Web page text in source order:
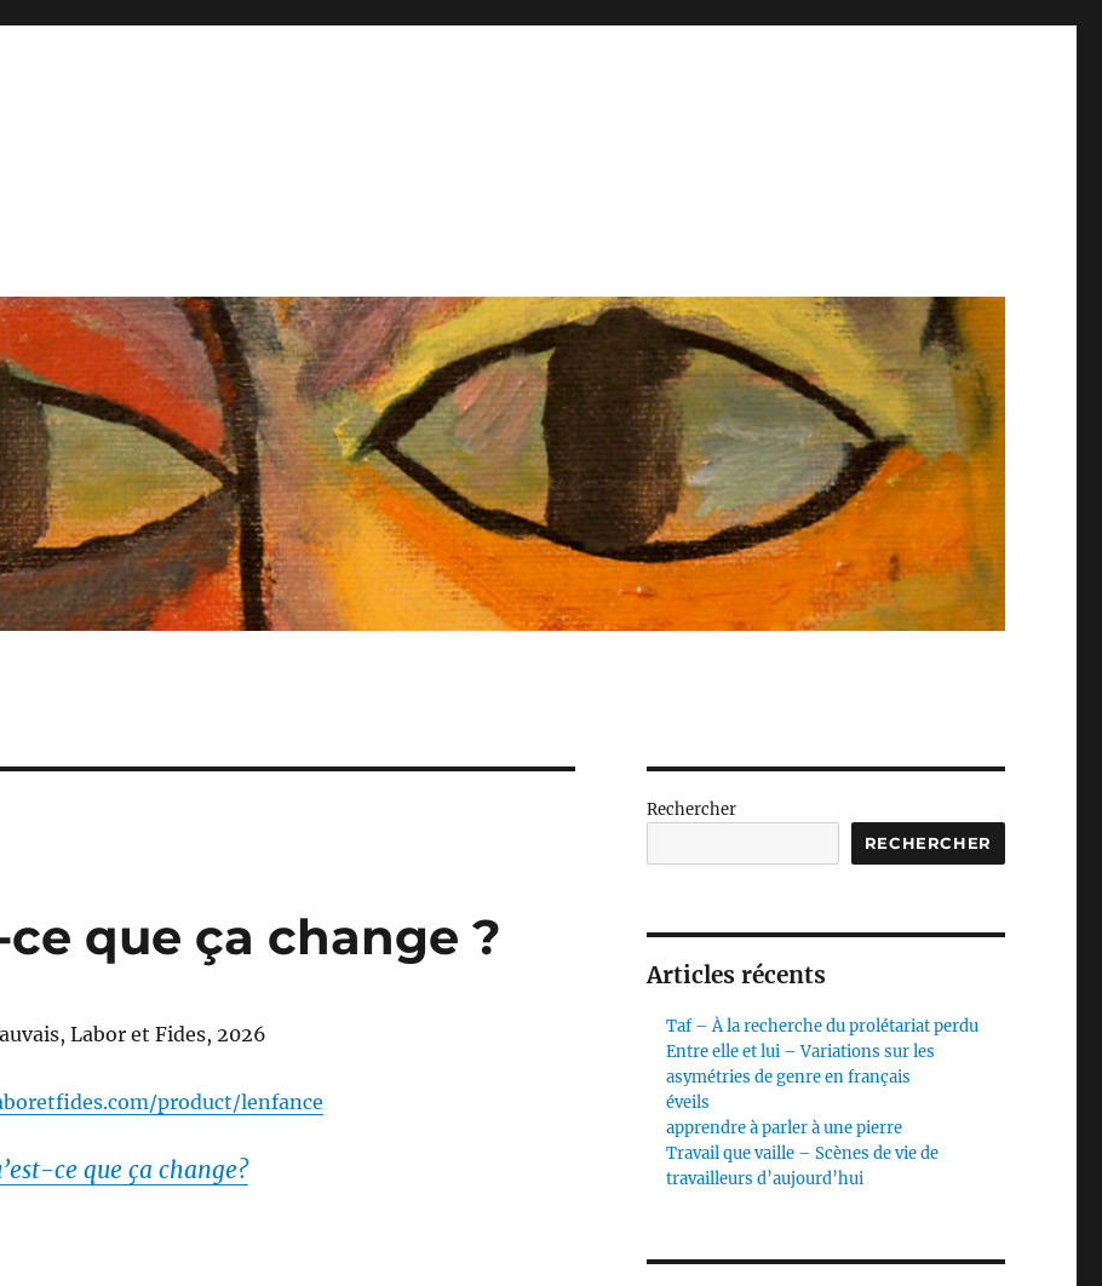
ce que ça change ?
Labor et Fides, 2026
product/lenfance
ce que ça change?
Rechercher
RECHERCHER
Articles récents
Taf – À la recherche du prolétariat perdu
Entre elle et lui – Variations sur les
asymétries de genre en français
éveils
apprendre à parler à une pierre
Travail que vaille – Scènes de vie de
travailleurs d’aujourd’hui